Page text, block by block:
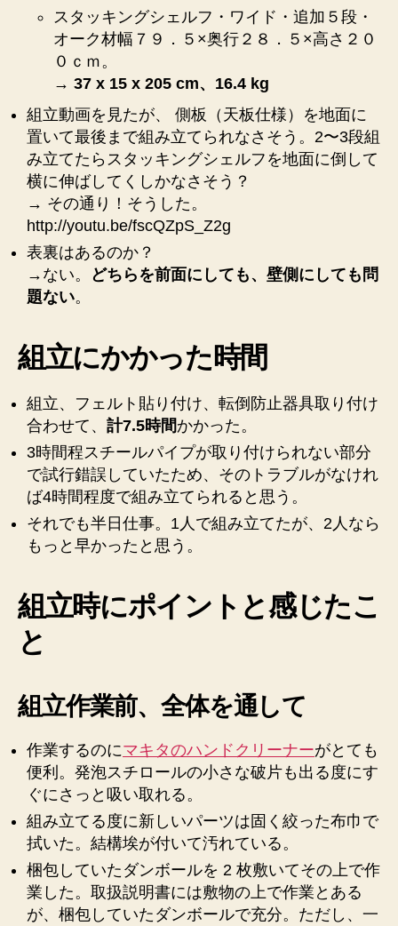
スタッキングシェルフ・ワイド・追加５段・
オーク材幅７９．５×奥行２８．５×高さ２０
０ｃｍ。
→ 37 x 15 x 205 cm、16.4 kg
組立動画を見たが、 側板（天板仕様）を地面に
置いて最後まで組み立てられなさそう。2〜3段組
み立てたらスタッキングシェルフを地面に倒して
横に伸ばしてくしかなさそう？
→ その通り！そうした。
http://youtu.be/fscQZpS_Z2g
表裏はあるのか？
→ない。 どちらを前面にしても、壁側にしても問
題ない。
組立にかかった時間
組立、フェルト貼り付け、転倒防止器具取り付け
合わせて、 計7.5時間かかった。
3時間程スチールパイプが取り付けられない部分
で試行錯誤していたため、そのトラブルがなけれ
ば4時間程度で組み立てられると思う。
それでも半日仕事。1人で組み立てたが、2人なら
もっと早かったと思う。
組立時にポイントと感じたこ
と
組立作業前、全体を通して
作業するのにマキタのハンドクリーナーがとても
便利。発泡スチロールの小さな破片も出る度にす
ぐにさっと吸い取れる。
組み立てる度に新しいパーツは固く絞った布巾で
拭いた。結構埃が付いて汚れている。
梱包していたダンボールを 2 枚敷いてその上で作
業した。取扱説明書には敷物の上で作業とある
が、梱包していたダンボールで充分。ただし、一